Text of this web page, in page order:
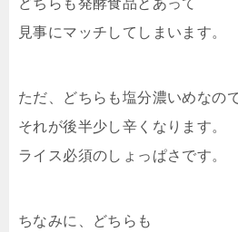
見事にマッチしてしまいます。
ただ、どちらも塩分濃いめなの
それが後半少し辛くなります。
ライス必須のしょっぱさです。
ちなみに、どちらも